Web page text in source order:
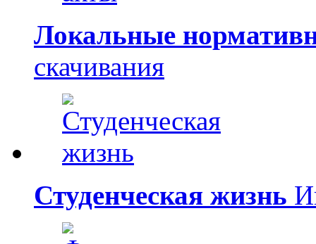
Локальные
скачивания
Студенческая жизнь